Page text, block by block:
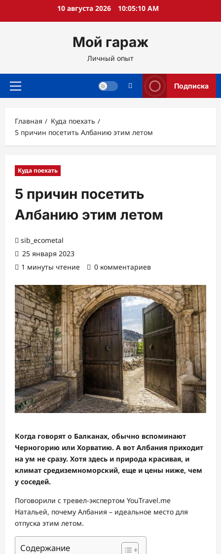
10 августа 2026 10:05:12 AM
Мой гараж
Личный опыт
Основное
Подписка
Главная
Куда поехать
5 причин посетить Албанию этим летом
Куда поехать
5 причин посетить
Албанию этим летом
sib_ecometal
25 января 2023
1 минуты чтение
0 комментариев
Когда говорят о Балканах, обычно вспоминают
Черногорию или Хорватию. А вот Албания приходит
на ум не сразу. Хотя здесь и природа красивая, и
климат средиземноморский, еще и цены ниже, чем
у соседей.
Поговорили с тревел-экспертом YouTravel.me
Натальей, почему Албания – идеальное место для
отпуска этим летом.
Содержание